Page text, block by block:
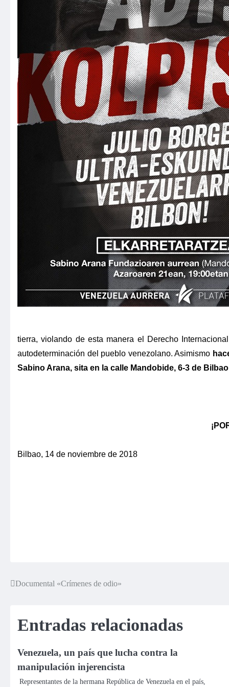
tierra, violando de esta manera el Derecho
autodeterminación del pueblo venezolano. Asimismo
Sabino Arana, sita en la calle Mandobide, 6-3 de
Bilbao, 14 de noviembre de 2018
Navegación
entradas
Documental «Crímenes de odio»
Entradas relacionadas
Venezuela, un país que lucha contra la
manipulación injerencista
Representantes de la hermana República de Venezuela en el país,